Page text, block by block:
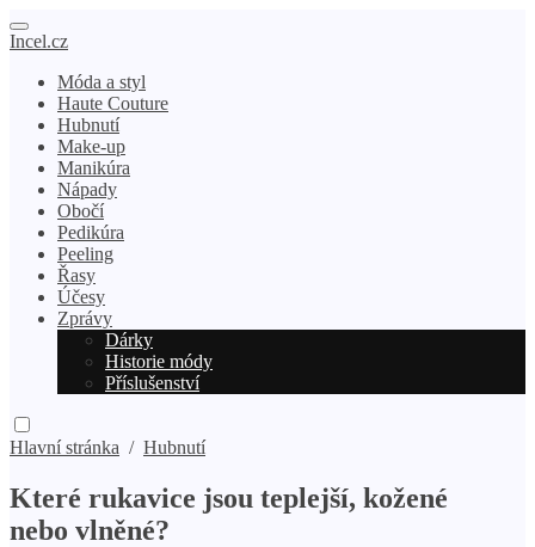
Incel.cz
Móda a styl
Haute Couture
Hubnutí
Make-up
Manikúra
Nápady
Obočí
Pedikúra
Peeling
Řasy
Účesy
Zprávy
Dárky
Historie módy
Příslušenství
Hlavní stránka / Hubnutí
Které rukavice jsou teplejší, kožené
nebo vlněné?